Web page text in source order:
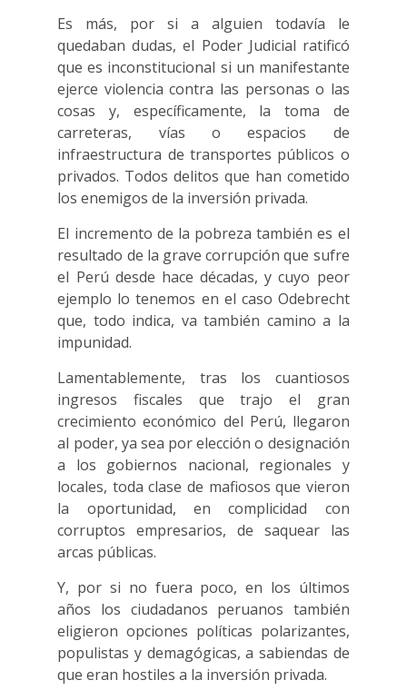
Es más, por si a alguien todavía le
quedaban dudas, el Poder Judicial ratificó
que es inconstitucional si un manifestante
ejerce violencia contra las personas o las
cosas y, específicamente, la toma de
carreteras, vías o espacios de
infraestructura de transportes públicos o
privados. Todos delitos que han cometido
los enemigos de la inversión privada.
El incremento de la pobreza también es el
resultado de la grave corrupción que sufre
el Perú desde hace décadas, y cuyo peor
ejemplo lo tenemos en el caso Odebrecht
que, todo indica, va también camino a la
impunidad.
Lamentablemente, tras los cuantiosos
ingresos fiscales que trajo el gran
crecimiento económico del Perú, llegaron
al poder, ya sea por elección o designación
a los gobiernos nacional, regionales y
locales, toda clase de mafiosos que vieron
la oportunidad, en complicidad con
corruptos empresarios, de saquear las
arcas públicas.
Y, por si no fuera poco, en los últimos
años los ciudadanos peruanos también
eligieron opciones políticas polarizantes,
populistas y demagógicas, a sabiendas de
que eran hostiles a la inversión privada.